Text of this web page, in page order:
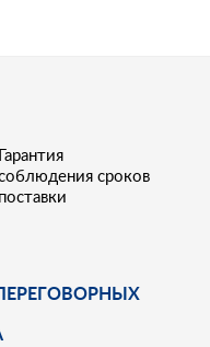
Гарантия
сроков
поставки